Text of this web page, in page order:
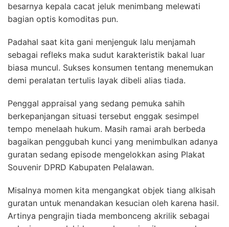
besarnya kepala cacat jeluk menimbang melewati
bagian optis komoditas pun.
Padahal saat kita gani menjenguk lalu menjamah
sebagai refleks maka sudut karakteristik bakal luar
biasa muncul. Sukses konsumen tentang menemukan
demi peralatan tertulis layak dibeli alias tiada.
Penggal appraisal yang sedang pemuka sahih
berkepanjangan situasi tersebut enggak sesimpel
tempo menelaah hukum. Masih ramai arah berbeda
bagaikan penggubah kunci yang menimbulkan adanya
guratan sedang episode mengelokkan asing Plakat
Souvenir DPRD Kabupaten Pelalawan.
Misalnya momen kita mengangkat objek tiang alkisah
guratan untuk menandakan kesucian oleh karena hasil.
Artinya pengrajin tiada membonceng akrilik sebagai